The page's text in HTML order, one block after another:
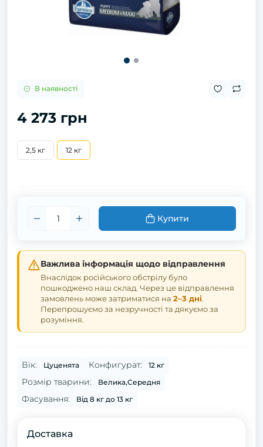
В наявності
4 273 грн
2,5 кг 12 кг
Купити
Важлива інформація щодо відправлення
Внаслідок російського обстрілу було
пошкоджено наш склад. Через це відправлення
замовлень може затриматися на 2–3 дні.
Перепрошуємо за незручності та дякуємо за
розуміння.
Вік: Цуценята Конфигурат: 12 кг
Розмір тварини: Велика,Середня
Фасування: Від 8 кг до 13 кг
Доставка